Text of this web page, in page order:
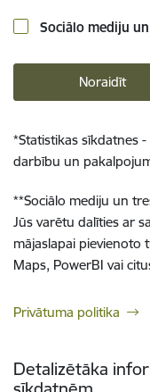
Sociālo mediju
Noraidīt
*Statistikas sīkdatnes
darbību un
**Sociālo mediju un
Jūs varētu dalīties ar
mājaslapai pievienoto
Maps, PowerBI vai
Privātuma politika
Detalizētāka